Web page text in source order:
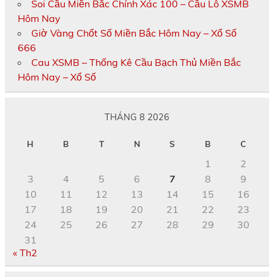
Soi Cầu Miền Bắc Chính Xác 100 – Cầu Lô XSMB
Hôm Nay
Giờ Vàng Chốt Số Miền Bắc Hôm Nay – Xổ Số
666
Cau XSMB – Thống Kê Cầu Bạch Thủ Miền Bắc
Hôm Nay – Xổ Số
THÁNG 8 2026
H B T N S B C
1
2
3
4 5 6 7 8
9
10
11 12 13 14 15
16
17
18 19 20 21 22
23
24
25 26 27 28 29
30
31
« Th2